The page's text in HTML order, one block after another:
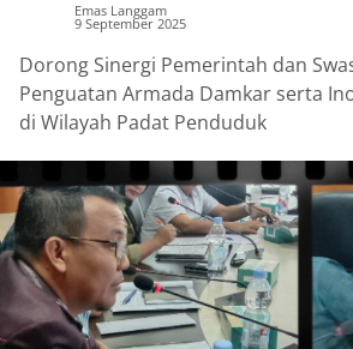
Emas Langgam
9 September 2025
Dorong Sinergi Pemerintah dan
Penguatan Armada Damkar serta
di Wilayah Padat Penduduk